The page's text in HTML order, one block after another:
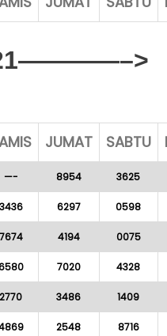
JUMAT SABTU
—- 8954 3625
3436 6297 0598
7674 4194 0075
7020 4328
2770 3486 1409
2548 8716